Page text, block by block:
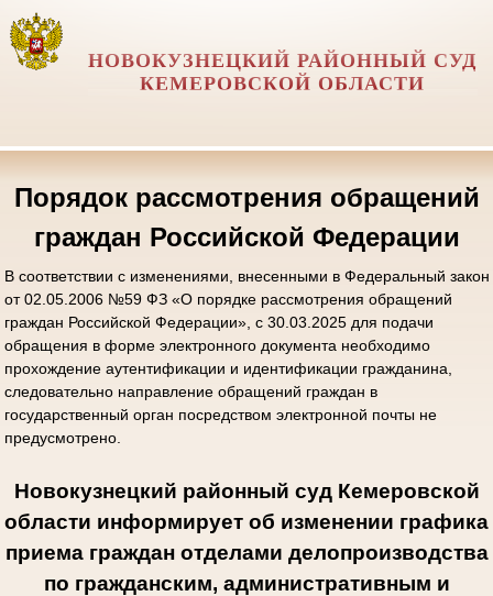
НОВОКУЗНЕЦКИЙ РАЙОННЫЙ СУД
КЕМЕРОВСКОЙ ОБЛАСТИ
Порядок рассмотрения обращений
граждан Российской Федерации
В соответствии с изменениями, внесенными в Федеральный закон
от 02.05.2006 №59 ФЗ «О порядке рассмотрения обращений
граждан Российской Федерации», с 30.03.2025 для подачи
обращения в форме электронного документа необходимо
прохождение аутентификации и идентификации гражданина,
следовательно направление обращений граждан в
государственный орган посредством электронной почты не
предусмотрено.
Новокузнецкий районный суд Кемеровской
области информирует об изменении графика
приема граждан отделами делопроизводства
по гражданским, административным и